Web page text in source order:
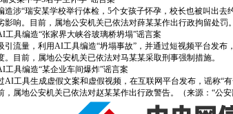
造涉“瑞安某学校举行体检，5个女孩子怀孕，校长也被叫出
响。目前，属地公安机关已依法对薛某某作出行政拘留处罚。
工具编造“张家界大峡谷玻璃桥坍塌”谣言案
引流量，利用AI工具编造“坍塌事故”，并通过短视频平台发
目前，属地公安机关已依法对马某某采取刑事强制措施。
工具编造“某企业车间爆炸”谣言案
AI工具生成虚假文案和虚假视频，在互联网平台发布，谣称“
属地公安机关已依法对赵某某作出行政警告。（来源：“公安